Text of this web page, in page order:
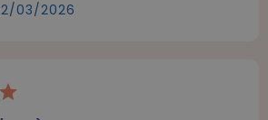
03/2026
star